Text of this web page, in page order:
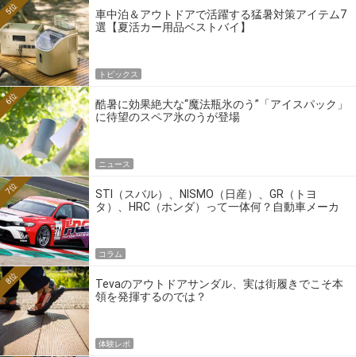
車中泊＆アウトドアで活躍する猛暑対策アイテム7
選【夏活カー用品ベストバイ】
5位
トピックス
酷暑に効果絶大な“魔法瓶氷のう”「アイスパック」
に待望のスペア氷のうが登場
6位
ニュース
STI（スバル）、NISMO（日産）、GR（トヨ
タ）、HRC（ホンダ）って一体何？自動車メーカ
7位
コラム
Tevaのアウトドアサンダル、実は街履きでこそ本
領を発揮するのでは？
8位
体験レポ